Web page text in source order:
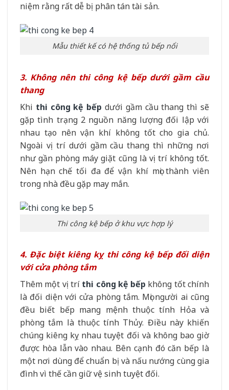
niệm rằng rất dễ bị phân tán tài sản.
Mẫu thiết kế có hệ thống tủ bếp nổi
3. Không nên thi công kệ bếp dưới gầm cầu
thang
Khi thi công kệ bếp dưới gầm cầu thang thì sẽ
gặp tình trạng 2 nguồn năng lượng đối lập với
nhau tạo nên vận khí không tốt cho gia chủ.
Ngoài vị trí dưới gầm cầu thang thì những nơi
như gần phòng máy giặt cũng là vị trí không tốt.
Nên hạn chế tối đa để vận khí mọi thành viên
trong nhà đều gặp may mắn.
Thi công kệ bếp ở khu vực hợp lý
4. Đặc biệt kiêng kỵ thi công kệ bếp đối diện
với cửa phòng tắm
Thêm một vị trí thi công kệ bếp không tốt chính
là đối diện với cửa phòng tắm. Mọi người ai cũng
đều biết bếp mang mệnh thuộc tính Hỏa và
phòng tắm là thuộc tính Thủy. Điều này khiến
chúng kiêng kỵ nhau tuyệt đối và không bao giờ
được hòa lẫn vào nhau. Bên cạnh đó căn bếp là
một nơi dùng để chuẩn bị và nấu nướng cùng gia
đình vì thế cần giữ vệ sinh tuyệt đối.